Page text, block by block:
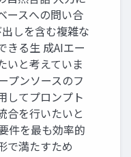
ースへの問い合
しを含む複雑な
きる生 成AIエー
いと考えていま
プンソースのフ
してプロンプト
合を行いたいと
件を最も効率的
で満たすため